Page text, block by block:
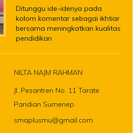
Ditunggu ide-idenya pada
kolom komentar sebagai ikhtiar
bersama meningkatkan kualitas
pendidikan
NILTA NAJM RAHMAN
Jl. Pesantren No. 11 Tarate
Pandian Sumenep
smaplusmu@gmail.com